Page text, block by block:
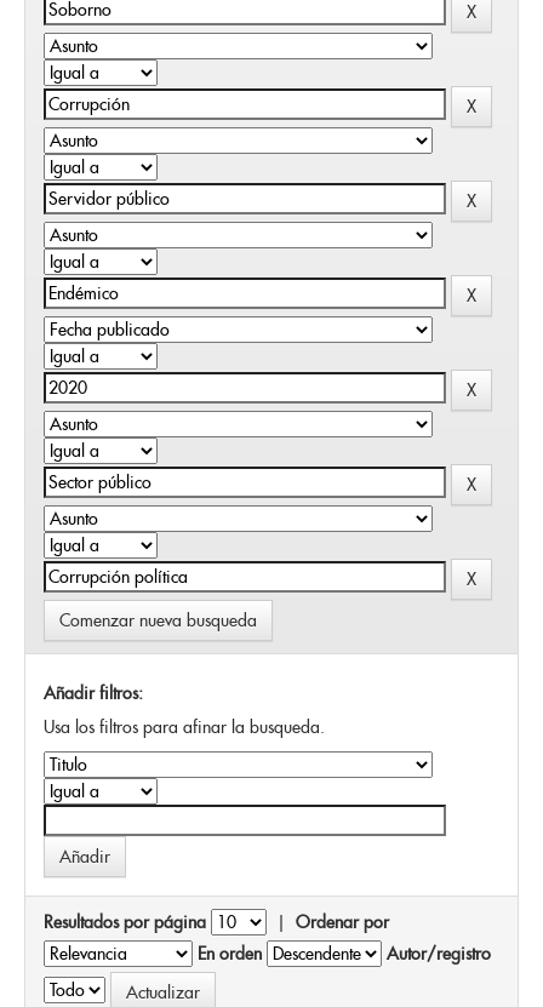
Comenzar nueva busqueda
Añadir filtros:
Usa los filtros para afinar la busqueda.
Resultados por página | Ordenar por
En orden
Autor/registro